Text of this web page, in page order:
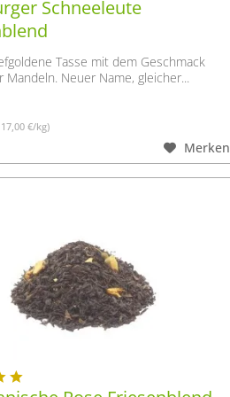
Schneeleute
Tasse mit dem Geschmack
Mandeln. Neuer Name, gleicher...
€/kg)
Merken